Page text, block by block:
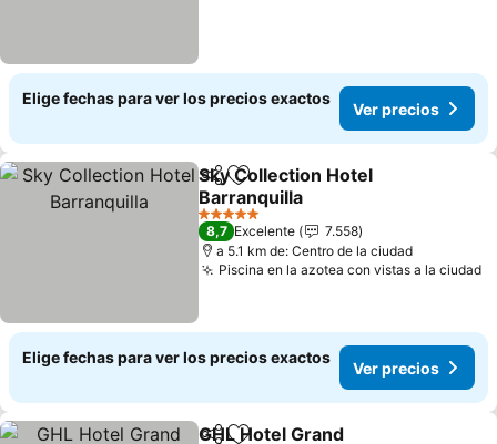
Elige fechas para ver los precios exactos
Ver precios
CompartirAgregar a favoritos
Sky Collection Hotel
Barranquilla
5 Estrellas
8,7 Excelente
7.558
a 5.1 km de: Centro de la ciudad
Piscina en la azotea con vistas a la ciudad
Elige fechas para ver los precios exactos
Ver precios
GHL Hotel Grand